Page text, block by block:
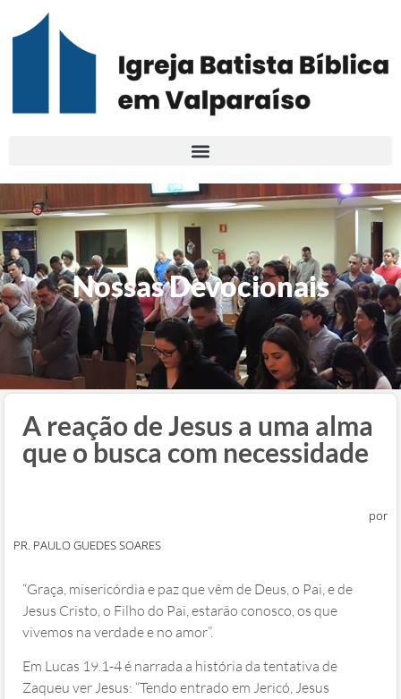
Nossas Devocionais
A reação de Jesus a uma alma
que o busca com necessidade
por
PR. PAULO GUEDES SOARES
“Graça, misericórdia e paz que vêm de Deus, o Pai, e de
Jesus Cristo, o Filho do Pai, estarão conosco, os que
vivemos na verdade e no amor”.
Em Lucas 19.1-4 é narrada a história da tentativa de
Zaqueu ver Jesus: “Tendo entrado em Jericó, Jesus